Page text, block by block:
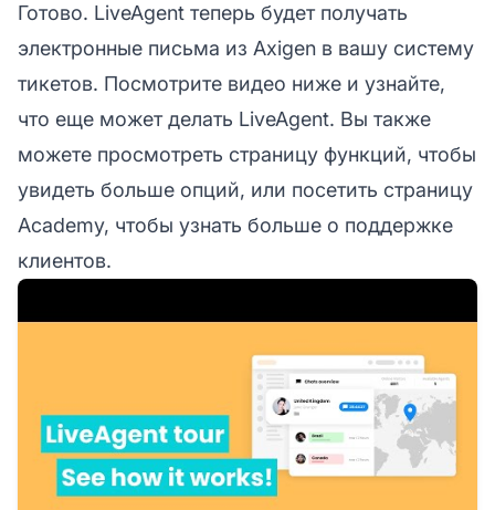
Готово. LiveAgent теперь будет получать
электронные письма из Axigen в вашу систему
тикетов. Посмотрите видео ниже и узнайте,
что еще может делать LiveAgent. Вы также
можете просмотреть страницу функций, чтобы
увидеть больше опций, или посетить страницу
Academy, чтобы узнать больше о поддержке
клиентов.